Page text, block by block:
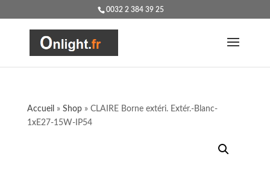
0032 2 384 39 25
Accueil » Shop» CLAIRE Borne extéri. Extér.-Blanc-
1xE27-15W-IP54